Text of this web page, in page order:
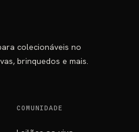
colecionáveis no
brinquedos e mais.
COMUNIDADE